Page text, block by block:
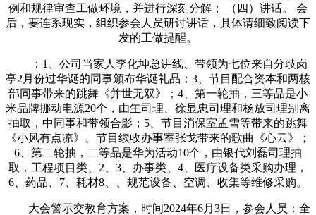
例和规律审查工做环境，并进行深刻分解； （四）讲话。 会
后，要连系现实，组织参会人员研讨讲话，具体请细致阅读下
发的工做提醒。
：1、公司当家人李化坤总讲线、带领为七位来自分歧岗
亭2月份过华诞的同事颁布华诞礼品；3、节目配合资本和两核
部同事带来的跳舞《并世无双》；4、第一轮抽，三等品是小
米品牌挪动电源20个，由玍司理、徐显忠司理和杨放司理别离
抽取，中同事和带领合影；5、节目消保室孟雪等带来的跳舞
《小风有点凉》、节目续收办事室张戈带来的歌曲《心云》；
6、第二轮抽，二等品是华为活动10个，由银代刘磊司理抽
取，工程项目类、2、3、办事类、4、医疗设备类采购办理，
6、药品、7、耗材8、、规范设备、空调、收集等维修采购。
大会警示交教育方案，时间2024年6月3日，参会人员：全